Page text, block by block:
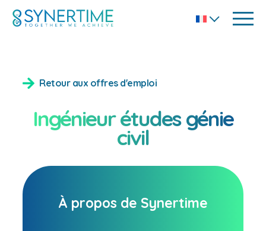
Retour aux offres d'emploi
Ingénieur études génie
civil
À propos de Synertime